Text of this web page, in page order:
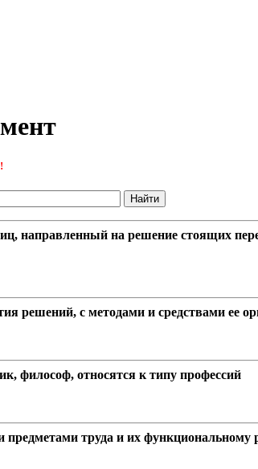
направленный на решение стоящих
решений, с методами и средствами ее
философ, относятся к типу профессий
предметами труда и их